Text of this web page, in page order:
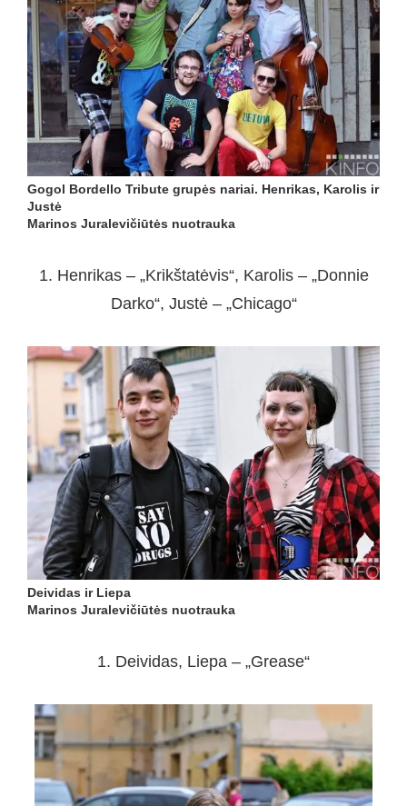
Gogol Bordello Tribute grupės nariai. Henrikas, Karolis ir
Justė
Marinos Juralevičiūtės nuotrauka
1. Henrikas – „Krikštatėvis“, Karolis – „Donnie
Darko“, Justė – „Chicago“
Deividas ir Liepa
Marinos Juralevičiūtės nuotrauka
1. Deividas, Liepa – „Grease“